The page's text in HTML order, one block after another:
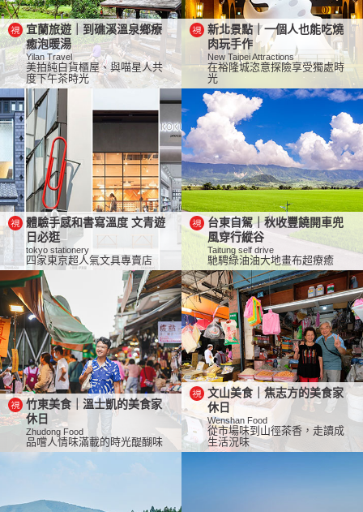
宜蘭旅遊｜到礁溪溫泉鄉療
癒泡暖湯
Yilan Travel
美拍純白貨櫃屋、與喵星人共
度下午茶時光
新北景點｜一個人也能吃燒
肉玩手作
New Taipei Attractions
在裕隆城恣意探險享受獨處時
光
體驗手感和書寫溫度 文青遊
日必逛
tokyo stationery
四家東京超人氣文具專賣店
台東自駕｜秋收豐饒開車兜
風穿行縱谷
Taitung self drive
馳騁綠油油大地畫布超療癒
竹東美食｜溫士凱的美食家
休日
Zhudong Food
品嚐人情味滿載的時光醍醐味
文山美食｜焦志方的美食家
休日
Wenshan Food
從市場味到山徑茶香，走讀成
生活況味